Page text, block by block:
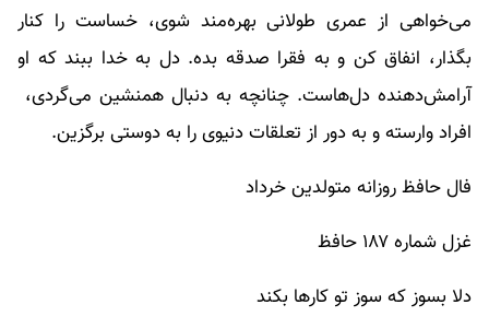
می‌خواهی از عمری طولانی بهره‌مند شوی، خساست را کنار
بگذار، انفاق کن و به فقرا صدقه بده. دل به خدا ببند که او
آرامش‌دهنده دل‌هاست. چنانچه به دنبال همنشین می‌گردی،
افراد وارسته و به دور از تعلقات دنیوی را به دوستی برگزین.
فال حافظ روزانه متولدین خرداد
غزل شماره ۱۸۷ حافظ
دلا بسوز که سوز تو کارها بکند